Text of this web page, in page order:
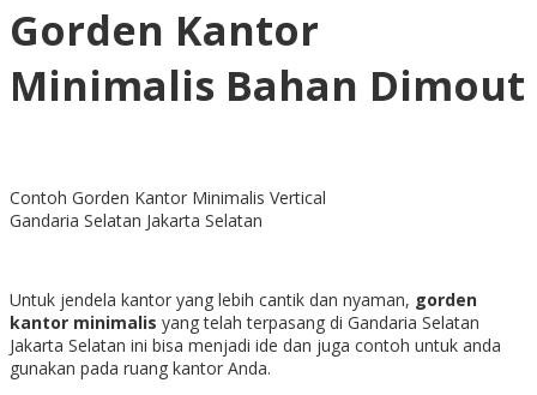
Gorden Kantor
Minimalis Bahan Dimout
Contoh Gorden Kantor Minimalis Vertical
Gandaria Selatan Jakarta Selatan
Untuk jendela kantor yang lebih cantik dan nyaman, gorden
kantor minimalis yang telah terpasang di Gandaria Selatan
Jakarta Selatan ini bisa menjadi ide dan juga contoh untuk anda
gunakan pada ruang kantor Anda.